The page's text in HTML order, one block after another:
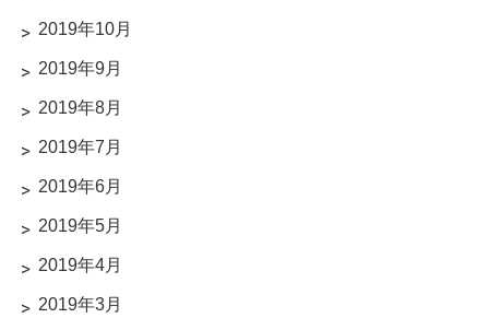
2019年10月
2019年9月
2019年8月
2019年7月
2019年6月
2019年5月
2019年4月
2019年3月